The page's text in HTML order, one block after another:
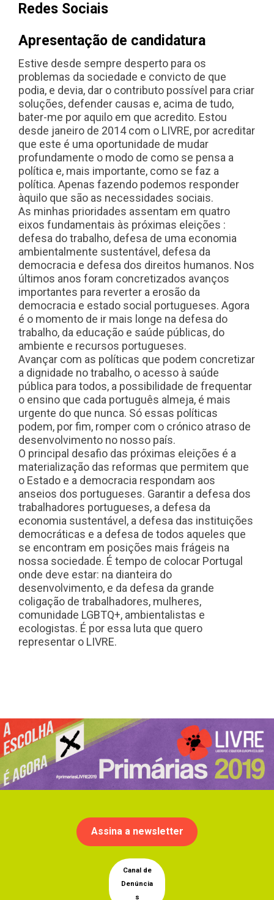
Redes Sociais
Apresentação de candidatura
Estive desde sempre desperto para os
problemas da sociedade e convicto de que
podia, e devia, dar o contributo possível para criar
soluções, defender causas e, acima de tudo,
bater-me por aquilo em que acredito. Estou
desde janeiro de 2014 com o LIVRE, por acreditar
que este é uma oportunidade de mudar
profundamente o modo de como se pensa a
política e, mais importante, como se faz a
política. Apenas fazendo podemos responder
àquilo que são as necessidades sociais.
As minhas prioridades assentam em quatro
eixos fundamentais às próximas eleições :
defesa do trabalho, defesa de uma economia
ambientalmente sustentável, defesa da
democracia e defesa dos direitos humanos. Nos
últimos anos foram concretizados avanços
importantes para reverter a erosão da
democracia e estado social portugueses. Agora
é o momento de ir mais longe na defesa do
trabalho, da educação e saúde públicas, do
ambiente e recursos portugueses.
Avançar com as políticas que podem concretizar
a dignidade no trabalho, o acesso à saúde
pública para todos, a possibilidade de frequentar
o ensino que cada português almeja, é mais
urgente do que nunca. Só essas políticas
podem, por fim, romper com o crónico atraso de
desenvolvimento no nosso país.
O principal desafio das próximas eleições é a
materialização das reformas que permitem que
o Estado e a democracia respondam aos
anseios dos portugueses. Garantir a defesa dos
trabalhadores portugueses, a defesa da
economia sustentável, a defesa das instituições
democráticas e a defesa de todos aqueles que
se encontram em posições mais frágeis na
nossa sociedade. É tempo de colocar Portugal
onde deve estar: na dianteira do
desenvolvimento, e da defesa da grande
coligação de trabalhadores, mulheres,
comunidade LGBTQ+, ambientalistas e
ecologistas. É por essa luta que quero
representar o LIVRE.
Assina a newsletter
Canal de
Denúncia
s